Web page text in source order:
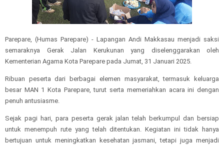
Parepare, (Humas Parepare) - Lapangan Andi Makkasau menjadi saksi
semaraknya Gerak Jalan Kerukunan yang diselenggarakan oleh
Kementerian Agama Kota Parepare pada Jumat, 31 Januari 2025.
Ribuan peserta dari berbagai elemen masyarakat, termasuk keluarga
besar MAN 1 Kota Parepare, turut serta memeriahkan acara ini dengan
penuh antusiasme.
Sejak pagi hari, para peserta gerak jalan telah berkumpul dan bersiap
untuk menempuh rute yang telah ditentukan. Kegiatan ini tidak hanya
bertujuan untuk meningkatkan kesehatan jasmani, tetapi juga menjadi